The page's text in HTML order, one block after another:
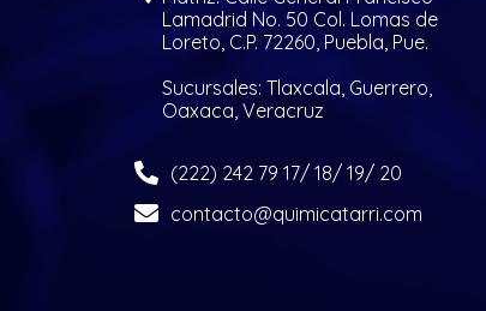
Lamadrid No. 50 Col. Lomas de
Loreto, C.P. 72260, Puebla, Pue.
Sucursales: Tlaxcala, Guerrero,
Oaxaca, Veracruz
(222) 242 79 17/ 18/ 19/ 20
contacto@quimicatarri.com